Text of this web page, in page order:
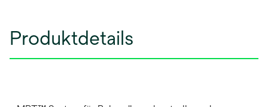
Produktdetails